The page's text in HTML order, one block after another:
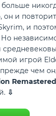
и
и
игрой
чем
⇩